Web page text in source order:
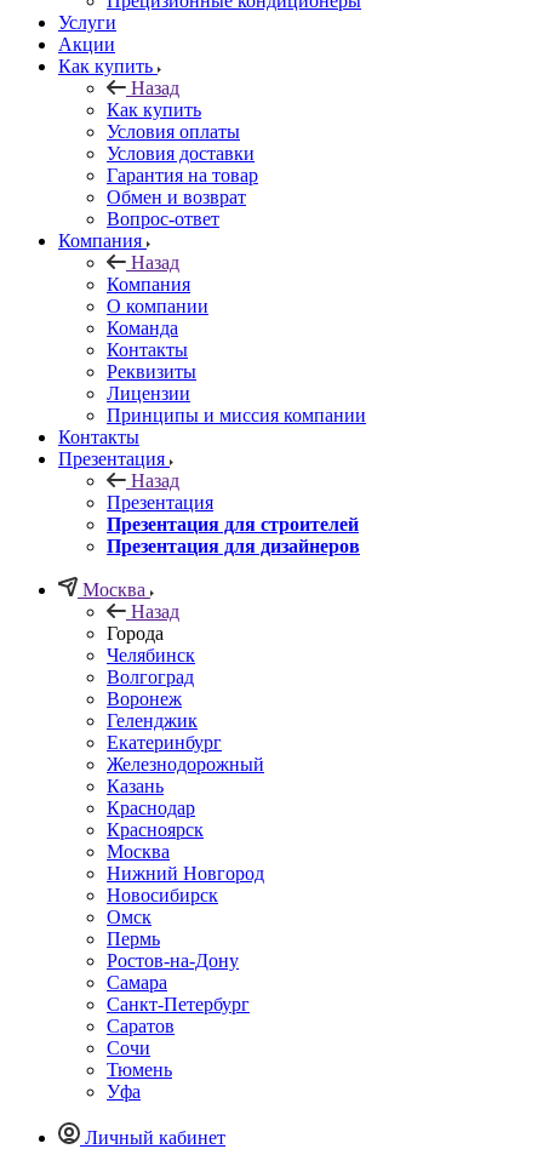
Услуги
Акции
Как купить
Назад
Как купить
Условия оплаты
Условия доставки
Гарантия на товар
Обмен и возврат
Вопрос-ответ
Компания
Назад
Компания
О компании
Команда
Контакты
Реквизиты
Лицензии
Принципы и миссия компании
Контакты
Презентация
Назад
Презентация
Презентация для строителей
Презентация для дизайнеров
Москва
Назад
Города
Челябинск
Волгоград
Воронеж
Геленджик
Екатеринбург
Железнодорожный
Казань
Краснодар
Красноярск
Москва
Нижний Новгород
Новосибирск
Омск
Пермь
Ростов-на-Дону
Самара
Санкт-Петербург
Саратов
Сочи
Тюмень
Уфа
Личный кабинет